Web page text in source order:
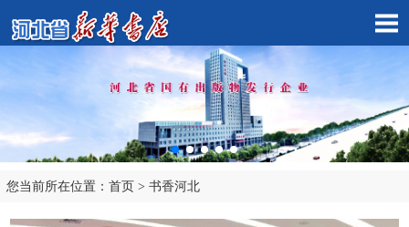
您当前所在位置： 首页 > 书香河北